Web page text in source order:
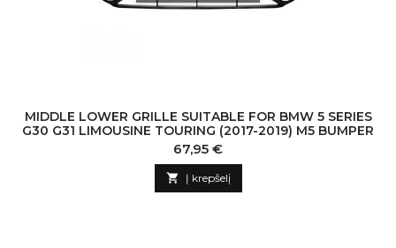
MIDDLE LOWER GRILLE SUITABLE FOR BMW 5 SERIES
G30 G31 LIMOUSINE TOURING (2017-2019) M5 BUMPER
Kaina
67,95 €
 Į krepšelį